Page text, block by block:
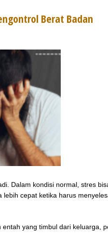
Berat Badan
Dalam kondisi normal, stres
cepat ketika harus
yang timbul dari keluarga,